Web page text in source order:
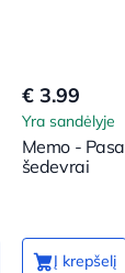
€ 3.99
Yra sandėlyje
Memo -
šedevrai
Į krepšelį